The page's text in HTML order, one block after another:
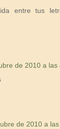
entre tus
de 2010 a las
de 2010 a las